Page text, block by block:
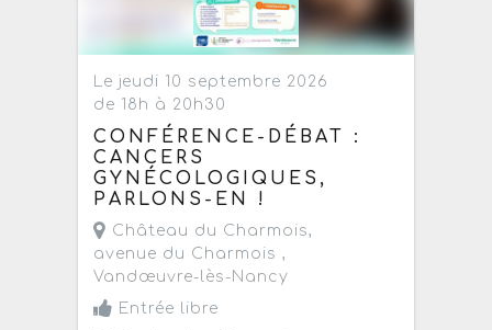
Le jeudi 10 septembre 2026
de 18h à 20h30
CONFÉRENCE-DÉBAT :
CANCERS
GYNÉCOLOGIQUES,
PARLONS-EN !
Château du Charmois,
avenue du Charmois ,
Vandœuvre-lès-Nancy
Entrée libre